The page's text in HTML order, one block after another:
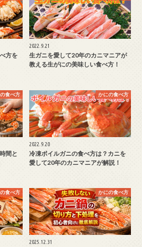
方を
2022.9.21
生ガニを愛して20年のカニマニアが
教える生がにの美味しい食べ方！
食べ方
間と
かにの食べ方
2022.9.20
冷凍ボイルガニの食べ方は？カニを
愛して20年のカニマニアが解説！
食べ方 かにの食べ方
2025.12.31